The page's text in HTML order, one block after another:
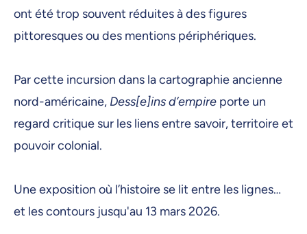
2 mars 2026, 09:00
3 mars 2026, 09:00
6 mars 2026, 09:00
9 mars 2026, 09:00
11 mars 2026, 09:00
ont été trop souvent réduites à des figures
pittoresques ou des mentions périphériques.
Par cette incursion dans la cartographie ancienne
nord-américaine, Dess[e]ins d’empire porte un
regard critique sur les liens entre savoir, territoire et
pouvoir colonial.
Une exposition où l’histoire se lit entre les lignes…
et les contours jusqu'au 13 mars 2026.